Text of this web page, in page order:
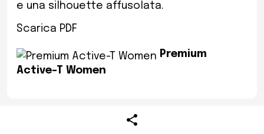
e una silhouette affusolata.
Scarica PDF
Premium
Active-T Women